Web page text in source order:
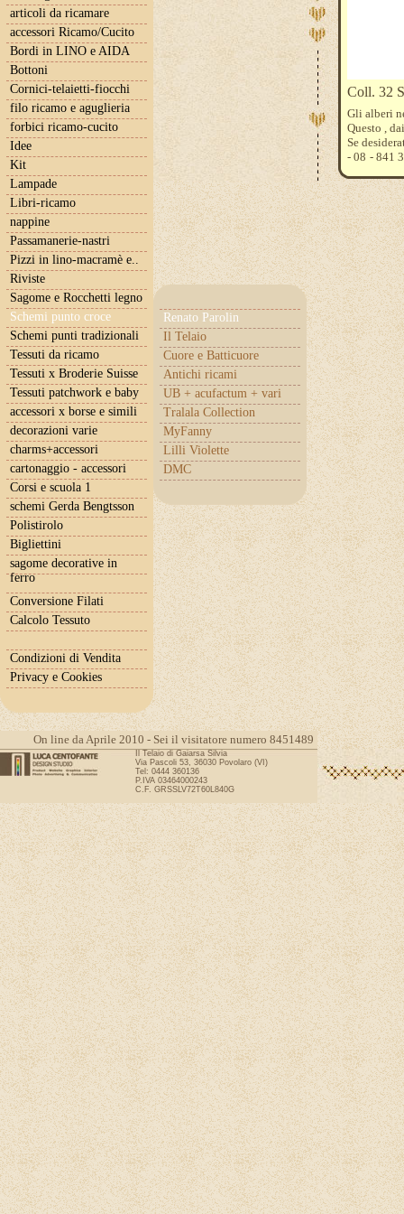
articoli da ricamare
accessori Ricamo/Cucito
Bordi in LINO e AIDA
Bottoni
Cornici-telaietti-fiocchi
filo ricamo e aguglieria
forbici ricamo-cucito
Idee
Kit
Lampade
Libri-ricamo
nappine
Passamanerie-nastri
Pizzi in lino-macramè e..
Riviste
Sagome e Rocchetti legno
Schemi punto croce
Renato Parolin
Il Telaio
Cuore e Batticuore
Antichi ricami
UB + acufactum + vari
Tralala Collection
MyFanny
Lilli Violette
DMC
Schemi punti tradizionali
Tessuti da ricamo
Tessuti x Broderie Suisse
Tessuti patchwork e baby
accessori x borse e simili
decorazioni varie
charms+accessori
cartonaggio - accessori
Corsi e scuola 1
schemi Gerda Bengtsson
Polistirolo
Bigliettini
sagome decorative in
ferro
Conversione Filati
Calcolo Tessuto
Condizioni di Vendita
Privacy e Cookies
Coll. 32
Gli alberi
Questo ,
Se
- 08 - 841
On line da Aprile 2010 - Sei il visitatore numero 8451489
Il Telaio di Gaiarsa Silvia
Via Pascoli 53, 36030 Povolaro (VI)
Tel: 0444 360136
P.IVA 03464000243
C.F. GRSSLV72T60L840G